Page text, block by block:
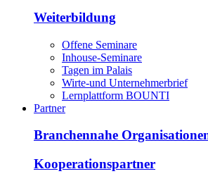
Weiterbildung
Offene Seminare
Inhouse-Seminare
Tagen im Palais
Wirte-und Unternehmerbrief
Lernplattform BOUNTI
Partner
Branchennahe
Kooperationspartner